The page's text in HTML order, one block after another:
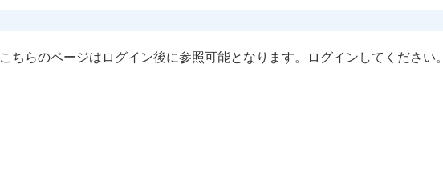
こちらのページはログイン後に参照可能となります。ログインしてください。